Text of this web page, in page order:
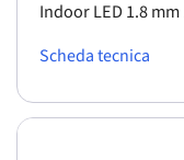
Indoor LED 1.8
Scheda tecnica